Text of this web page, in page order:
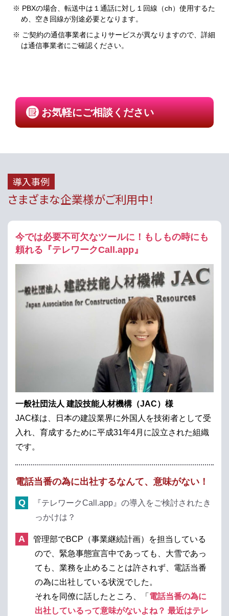
※ PBXの場合、転送中は１通話に対し１回線（ch）使用するた
め、空き回線が別途必要となります。
※ ご契約の通信事業者によりサービスが異なりますので、詳細
は通信事業者にご確認ください。
お気軽にご相談ください
導入事例
さまざまな企業様がご利用中！
今では必要不可欠なツールに！もしもの時にも
頼れる『テレワークCall.app』
一般社団法人 建設技能人材機構（JAC）様
JAC様は、日本の建設業界に外国人を技術者として受
入れ、育成するために平成31年4月に設立された組織
です。
電話当番の為に出社するなんて、意味がない！
『テレワークCall.app』の導入をご検討されたき
っかけは？
管理部でBCP（事業継続計画）を担当している
ので、緊急事態宣言中であっても、大雪であっ
ても、業務を止めることは許されず、電話当番
の為に出社している状況でした。
それを同僚に話したところ、「 電話当番の為に
出社しているって意味がないよね？ 最近はテレ